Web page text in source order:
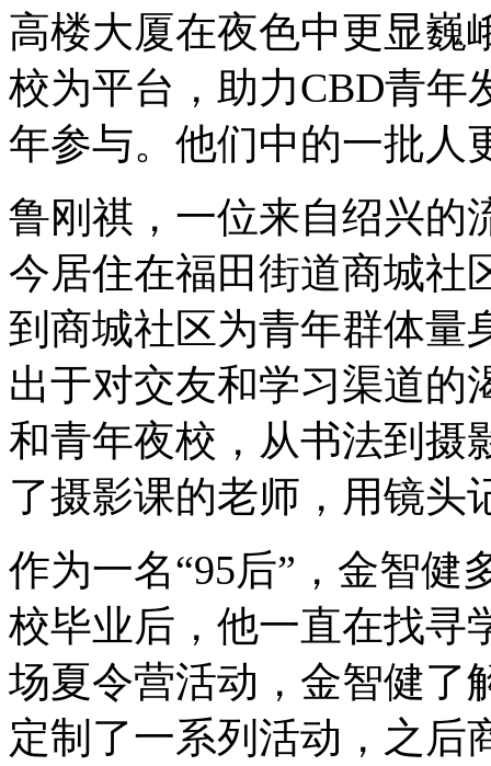
高楼大厦在夜色中更显巍
校为平台，助力CBD青年
年参与。他们中的一批人
鲁刚祺，一位来自绍兴的
今居住在福田街道商城社
到商城社区为青年群体量
出于对交友和学习渠道的
和青年夜校，从书法到摄
了摄影课的老师，用镜头
作为一名“95后”，金智健
校毕业后，他一直在找寻
场夏令营活动，金智健了
定制了一系列活动，之后